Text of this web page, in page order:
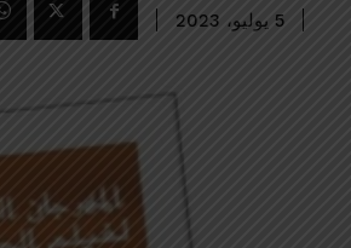
5 يوليو، 2023